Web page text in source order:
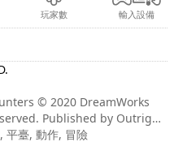
玩家數 輸入設備
© 2020 DreamWorks
Published by Outright
Outright Games Limited.
平臺, 動作, 冒險